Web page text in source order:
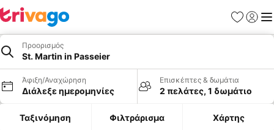
Προορισμός
St. Martin in Passeier
Άφιξη/Αναχώρηση
Διάλεξε ημερομηνίες
Επισκέπτες & δωμάτια
2 πελάτες, 1 δωμάτιο
Ταξινόμηση Φιλτράρισμα Χάρτης